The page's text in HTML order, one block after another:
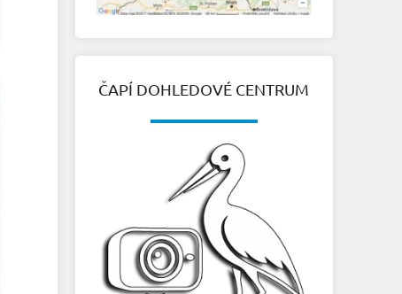
ČAPÍ DOHLEDOVÉ CENTRUM